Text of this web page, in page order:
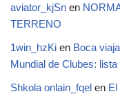
aviator_kjSn en
TERRENO
1win_hzKi en Boca
Mundial de Clubes:
Shkola onlain_fqel en El